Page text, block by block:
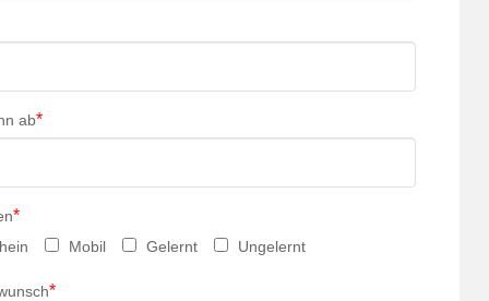
ab*
*
Mobil Gelernt Ungelernt
*